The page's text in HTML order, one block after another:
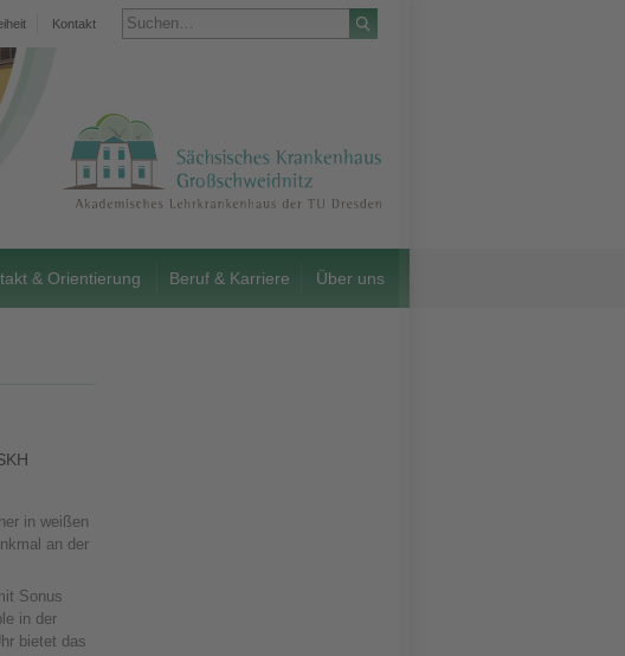
Kontakt
& Orientierung Beruf & Karriere Über uns
Sonus
in der
bietet das